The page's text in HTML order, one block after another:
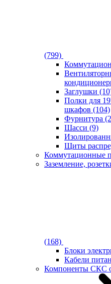
(799)
Заглушки
Полки для
шкафов (104)
Фурнитура
Шасси (9)
Щиты
Коммутационные
Заземление,
(168)
Блоки
Кабели
Компоненты СКС